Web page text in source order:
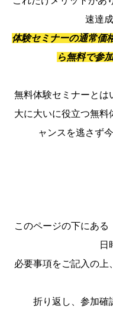
速達
体験セミナーの通常価
ら無料で参
無料体験セミナーとは
大に大いに役立つ無料
ャンスを逃さず
このページの下にあ
日
必要事項をご記入の上
折り返し、参加確